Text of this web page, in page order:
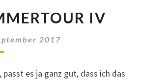
IV
2017
es ja ganz gut, dass ich das